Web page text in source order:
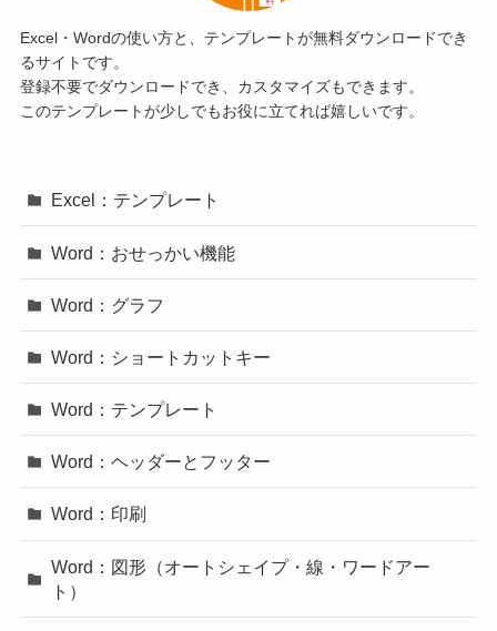
Excel・Wordの使い方と、テンプレートが無料ダウンロードでき
るサイトです。
登録不要でダウンロードでき、カスタマイズもできます。
このテンプレートが少しでもお役に立てれば嬉しいです。
Excel：テンプレート
Word：おせっかい機能
Word：グラフ
Word：ショートカットキー
Word：テンプレート
Word：ヘッダーとフッター
Word：印刷
Word：図形（オートシェイプ・線・ワードアー
ト）